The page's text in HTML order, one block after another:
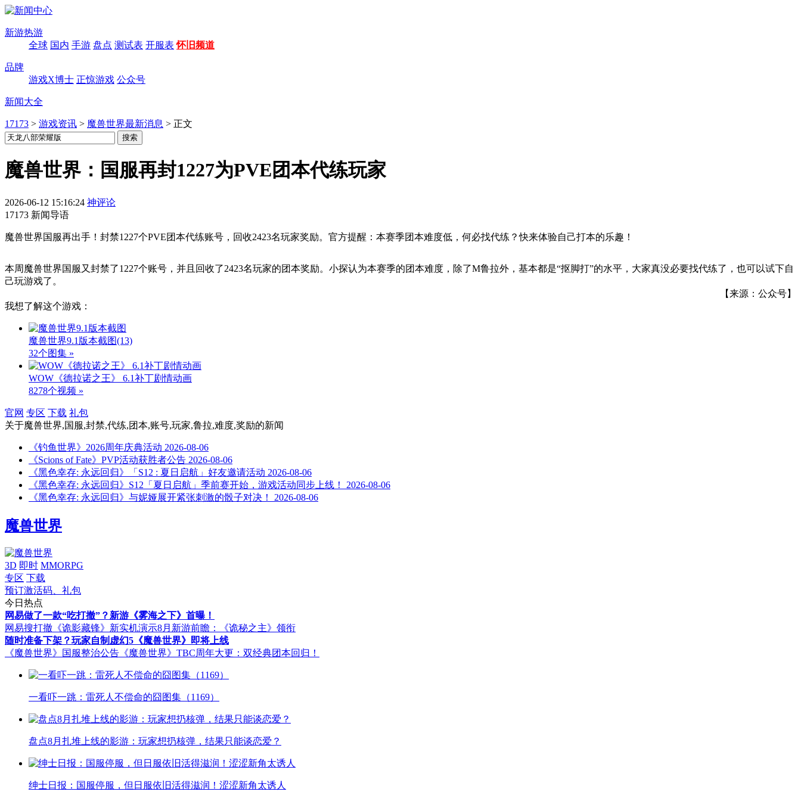
新游热游
全球 国内 手游 盘点 测试表 开服表 怀旧频道
品牌
游戏X博士 正惊游戏 公众号
新闻大全
17173 > 游戏资讯 > 魔兽世界最新消息 > 正文
魔兽世界：国服再封1227为PVE团本代练玩家
2026-06-12 15:16:24 神评论
17173 新闻导语
魔兽世界国服再出手！封禁1227个PVE团本代练账号，回收2423名玩家奖励。官方提醒：本赛季团本难度低，何必找代练？快来体验自己打本的乐趣！
本周魔兽世界国服又封禁了1227个账号，并且回收了2423名玩家的团本奖励。小探认为本赛季的团本难度，除了M鲁拉外，基本都是“抠脚打”的水平，大家真没必要找代练了，也可以试下自
己玩游戏了。
【来源：公众号】
我想了解这个游戏：
魔兽世界9.1版本截图(13)
32个图集 »
WOW《德拉诺之王》 6.1补丁剧情动画
8278个视频 »
官网 专区 下载 礼包
关于魔兽世界,国服,封禁,代练,团本,账号,玩家,鲁拉,难度,奖励的新闻
《钓鱼世界》2026周年庆典活动 2026-08-06
《Scions of Fate》PVP活动获胜者公告 2026-08-06
《黑色幸存: 永远回归》「S12 : 夏日启航」好友邀请活动 2026-08-06
《黑色幸存: 永远回归》S12「夏日启航」季前赛开始，游戏活动同步上线！
2026-08-06
《黑色幸存: 永远回归》与妮娅展开紧张刺激的骰子对决！
2026-08-06
魔兽世界
3D 即时 MMORPG
专区 下载
预订激活码、礼包
今日热点
网易做了一款“吃打撤”？新游《雾海之下》首曝！
网易搜打撤《诡影藏锋》新实机演示8月新游前瞻：《诡秘之主》领衔
随时准备下架？玩家自制虚幻5《魔兽世界》即将上线
《魔兽世界》国服整治公告 《魔兽世界》TBC周年大更：双经典团本回归！
一看吓一跳：雷死人不偿命的囧图集（1169）
盘点8月扎堆上线的影游：玩家想扔核弹，结果只能谈恋爱？
绅士日报：国服停服，但日服依旧活得滋润！涩涩新角太诱人